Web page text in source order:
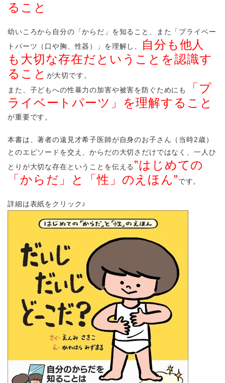
ること
幼いころから自分の「からだ」を知ること、また「プライベー
トパーツ（口や胸、性器）」を理解し、
自分も他人
も大切な存在だということを認識す
ること が大切です。
また、子どもへの性暴力の加害や被害を防ぐためにも
「プ
ライベートパーツ」を理解すること
が重要です。
本書は、著者の遠見才希子医師が自身のお子さん（当時2歳）
とのエピソードを交え、からだの大切さだけではなく、一人ひ
とりが大切な存在ということを伝える ”はじめての
「からだ」と「性」のえほん”です。
詳細は表紙をクリック♪